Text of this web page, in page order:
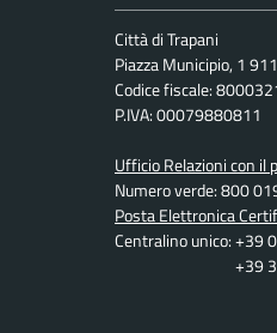
Città di Trapani
Piazza Municipio, 1
Codice fiscale:
P.IVA: 00079880811
Ufficio Relazioni con il
Numero verde: 800
Posta Elettronica
Centralino unico: +39
+39 331